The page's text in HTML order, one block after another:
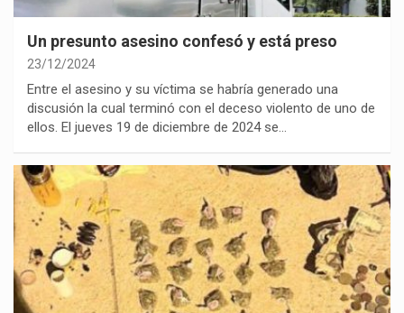
Un presunto asesino confesó y está preso
23/12/2024
Entre el asesino y su víctima se habría generado una
discusión la cual terminó con el deceso violento de uno de
ellos. El jueves 19 de diciembre de 2024 se…